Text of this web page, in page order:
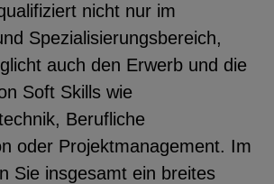
nicht nur im
Spezialisierungsbereich,
auch den Erwerb und die
Soft Skills wie
Berufliche
oder Projektmanagement. Im
Sie insgesamt ein breites